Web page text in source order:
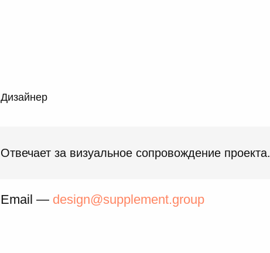
Дизайнер
Отвечает за визуальное сопровождение проекта.
Email — design@supplement.group